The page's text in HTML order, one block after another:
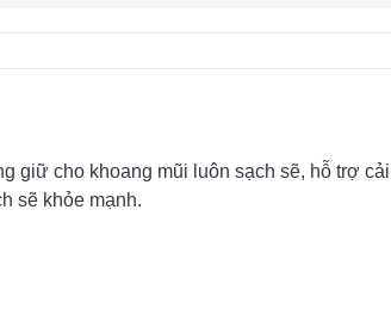
giữ cho khoang mũi luôn sạch sẽ, hỗ trợ
sẽ khỏe mạnh.